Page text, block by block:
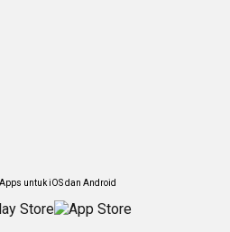
untuk iOS dan Android